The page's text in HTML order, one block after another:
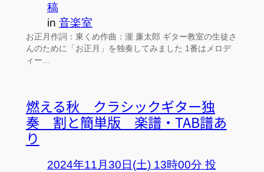
稿
in 音楽室
お正月作詞：東くめ作曲：瀧 廉太郎 ギター教室の生徒さ
んのために「お正月」を独奏してみました 1番はメロデ
ィー…
燃える秋 クラシックギター独
奏 割と簡単版 楽譜・TAB譜あ
り
2024年11月30日(土) 13時00分 投